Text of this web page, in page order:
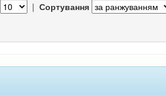
| Сортування